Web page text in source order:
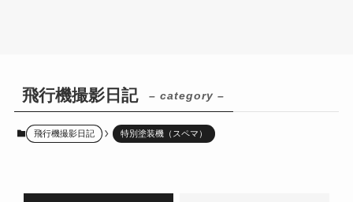
飛行機撮影日記 – category –
飛行機撮影日記 特別塗装機（スペマ）